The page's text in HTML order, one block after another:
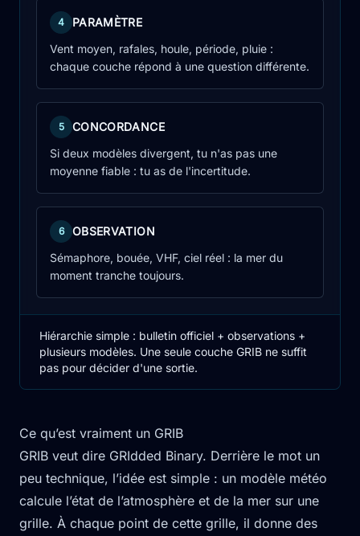
4
PARAMÈTRE
Vent moyen, rafales, houle, période, pluie :
chaque couche répond à une question différente.
5
CONCORDANCE
Si deux modèles divergent, tu n'as pas une
moyenne fiable : tu as de l'incertitude.
6
OBSERVATION
Sémaphore, bouée, VHF, ciel réel : la mer du
moment tranche toujours.
Hiérarchie simple : bulletin officiel + observations +
plusieurs modèles. Une seule couche GRIB ne suffit
pas pour décider d'une sortie.
Ce qu’est vraiment un GRIB
GRIB veut dire GRIdded Binary. Derrière le mot un
peu technique, l’idée est simple : un modèle météo
calcule l’état de l’atmosphère et de la mer sur une
grille. À chaque point de cette grille, il donne des